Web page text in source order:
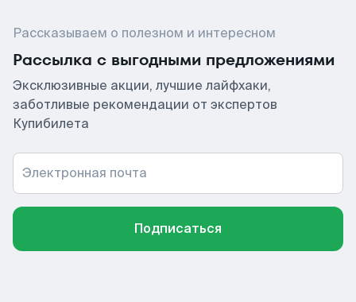
Рассказываем о полезном и интересном
Рассылка с выгодными предложениями
Эксклюзивные акции, лучшие лайфхаки,
заботливые рекомендации от экспертов
Купибилета
Электронная почта
Подписаться